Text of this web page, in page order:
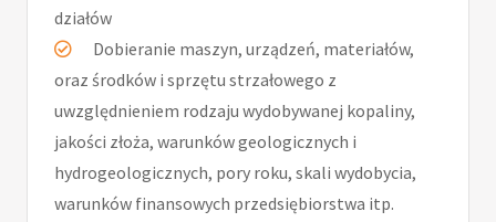
działów
Dobieranie maszyn, urządzeń, materiałów,
oraz środków i sprzętu strzałowego z
uwzględnieniem rodzaju wydobywanej kopaliny,
jakości złoża, warunków geologicznych i
hydrogeologicznych, pory roku, skali wydobycia,
warunków finansowych przedsiębiorstwa itp.